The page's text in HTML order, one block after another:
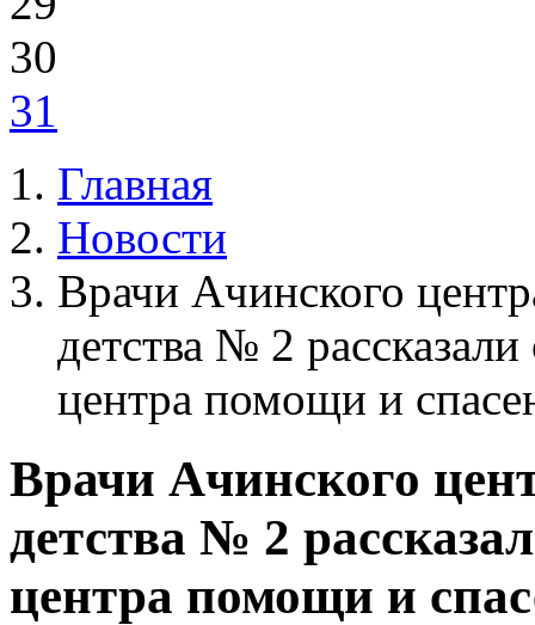
30
31
Главная
Новости
Врачи Ачинского
детства № 2
центра помощи и
Врачи Ачинского
детства № 2
центра помощи и